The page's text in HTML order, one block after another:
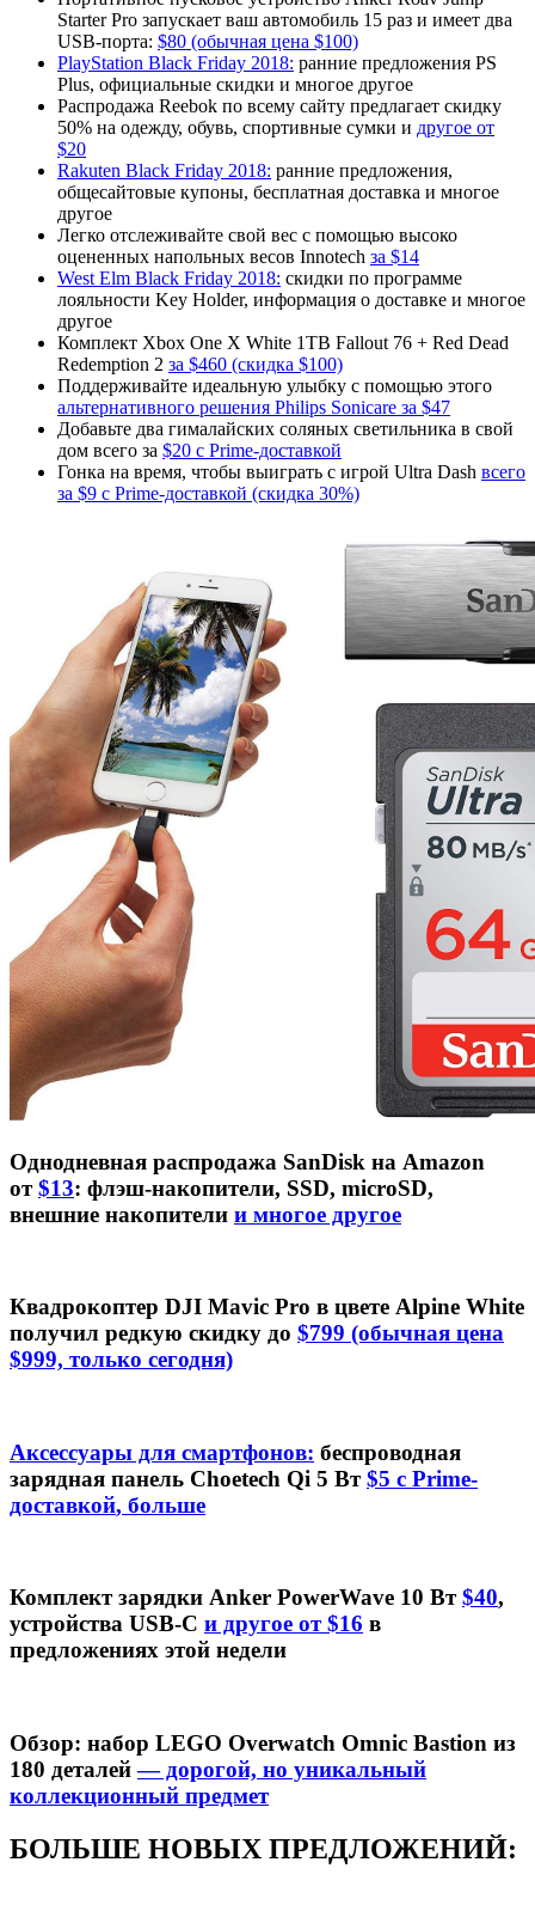
Starter Pro запускает ваш автомобиль 15 раз и имеет два
USB-порта: $80 (обычная цена $100)
PlayStation Black Friday 2018: ранние предложения PS
Plus, официальные скидки и многое другое
Распродажа Reebok по всему сайту предлагает скидку
50% на одежду, обувь, спортивные сумки и другое от
$20
Rakuten Black Friday 2018: ранние предложения,
общесайтовые купоны, бесплатная доставка и многое
другое
Легко отслеживайте свой вес с помощью высоко
оцененных напольных весов Innotech за $14
West Elm Black Friday 2018: скидки по программе
лояльности Key Holder, информация о доставке и многое
другое
Комплект Xbox One X White 1TB Fallout 76 + Red Dead
Redemption 2 за $460 (скидка $100)
Поддерживайте идеальную улыбку с помощью этого
альтернативного решения Philips Sonicare за $47
Добавьте два гималайских соляных светильника в свой
дом всего за $20 с Prime-доставкой
Гонка на время, чтобы выиграть с игрой Ultra Dash всего
за $9 с Prime-доставкой (скидка 30%)
Однодневная распродажа SanDisk на Amazon
от$13: флэш-накопители, SSD, microSD,
внешние накопители и многое другое
Квадрокоптер DJI Mavic Pro в цвете Alpine White
получил редкую скидку до $799 (обычная цена
$999, только сегодня)
Аксессуары для смартфонов: беспроводная
зарядная панель Choetech Qi 5 Вт$5 с Prime-
доставкой, больше
Комплект зарядки Anker PowerWave 10 Вт$40,
устройства USB-C и другое от$16 в
предложениях этой недели
Обзор: набор LEGO Overwatch Omnic Bastion из
180 деталей— дорогой, но уникальный
коллекционный предмет
БОЛЬШЕ НОВЫХ ПРЕДЛОЖЕНИЙ: